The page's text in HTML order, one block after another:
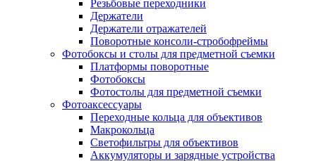
Резьбовые переходники
Держатели
Держатели отражателей
Поворотные консоли-стробофреймы
Фотобоксы и столы для предметной съемки
Платформы поворотные
Фотобоксы
Фотостолы для предметной съемки
Фотоаксессуары
Переходные кольца для объективов
Макрокольца
Светофильтры для объективов
Аккумуляторы и зарядные устройства